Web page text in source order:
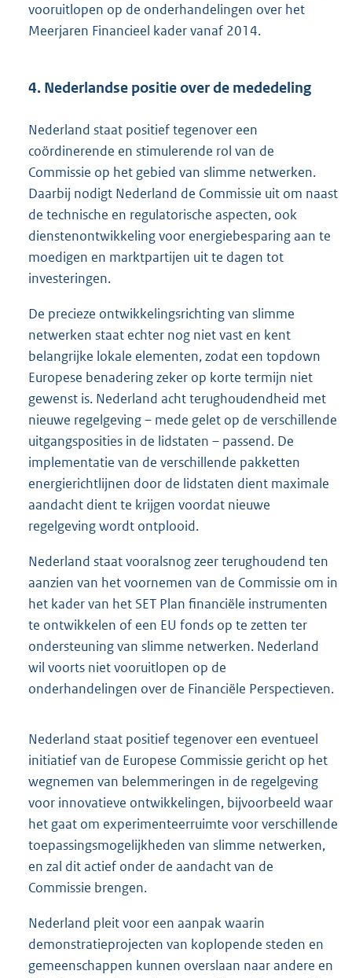
vooruitlopen op de onderhandelingen over het
Meerjaren Financieel kader vanaf 2014.
4. Nederlandse positie over de mededeling
Nederland staat positief tegenover een
coördinerende en stimulerende rol van de
Commissie op het gebied van slimme netwerken.
Daarbij nodigt Nederland de Commissie uit om naast
de technische en regulatorische aspecten, ook
dienstenontwikkeling voor energiebesparing aan te
moedigen en marktpartijen uit te dagen tot
investeringen.
De precieze ontwikkelingsrichting van slimme
netwerken staat echter nog niet vast en kent
belangrijke lokale elementen, zodat een topdown
Europese benadering zeker op korte termijn niet
gewenst is. Nederland acht terughoudendheid met
nieuwe regelgeving – mede gelet op de verschillende
uitgangsposities in de lidstaten – passend. De
implementatie van de verschillende pakketten
energierichtlijnen door de lidstaten dient maximale
aandacht dient te krijgen voordat nieuwe
regelgeving wordt ontplooid.
Nederland staat vooralsnog zeer terughoudend ten
aanzien van het voornemen van de Commissie om in
het kader van het SET Plan financiële instrumenten
te ontwikkelen of een EU fonds op te zetten ter
ondersteuning van slimme netwerken. Nederland
wil voorts niet vooruitlopen op de
onderhandelingen over de Financiële Perspectieven.
Nederland staat positief tegenover een eventueel
initiatief van de Europese Commissie gericht op het
wegnemen van belemmeringen in de regelgeving
voor innovatieve ontwikkelingen, bijvoorbeeld waar
het gaat om experimenteerruimte voor verschillende
toepassingsmogelijkheden van slimme netwerken,
en zal dit actief onder de aandacht van de
Commissie brengen.
Nederland pleit voor een aanpak waarin
demonstratieprojecten van koplopende steden en
gemeenschappen kunnen overslaan naar andere en